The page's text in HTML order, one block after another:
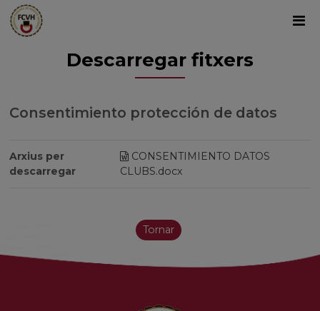
Descarregar fitxers
Consentimiento protección de datos
Arxius per
descarregar
CONSENTIMIENTO DATOS
CLUBS.docx
Tornar